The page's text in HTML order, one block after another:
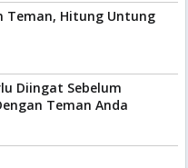
Teman, Hitung Untung
Diingat Sebelum
Teman Anda